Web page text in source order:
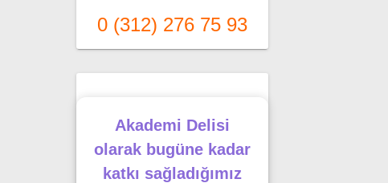
0 (312) 276 75 93
Akademi Delisi
olarak bugüne kadar
katkı sağladığımız